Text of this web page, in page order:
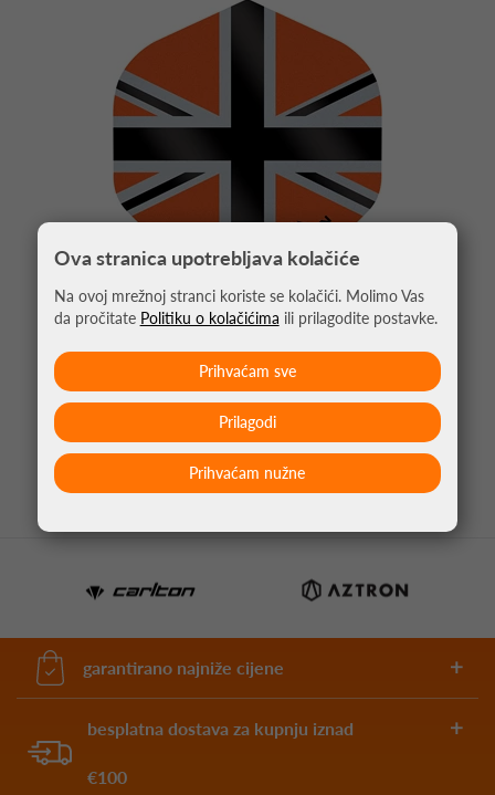
PIKADO PERA ALLIANCE UNION JACK
NARANČASTA NO2
1,05 €
garantirano najniže cijene
besplatna dostava za kupnju iznad
€100
Ova stranica upotrebljava kolačiće
Na ovoj mrežnoj stranci koriste se kolačići. Molimo Vas
da pročitate Politiku o kolačićima ili prilagodite postavke.
Prihvaćam nužne
Prilagodi
Prihvaćam sve